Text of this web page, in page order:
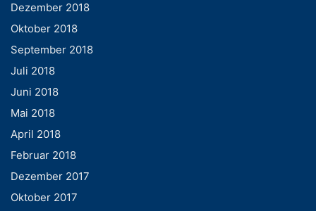
Dezember 2018
Oktober 2018
September 2018
Juli 2018
Juni 2018
Mai 2018
April 2018
Februar 2018
Dezember 2017
Oktober 2017